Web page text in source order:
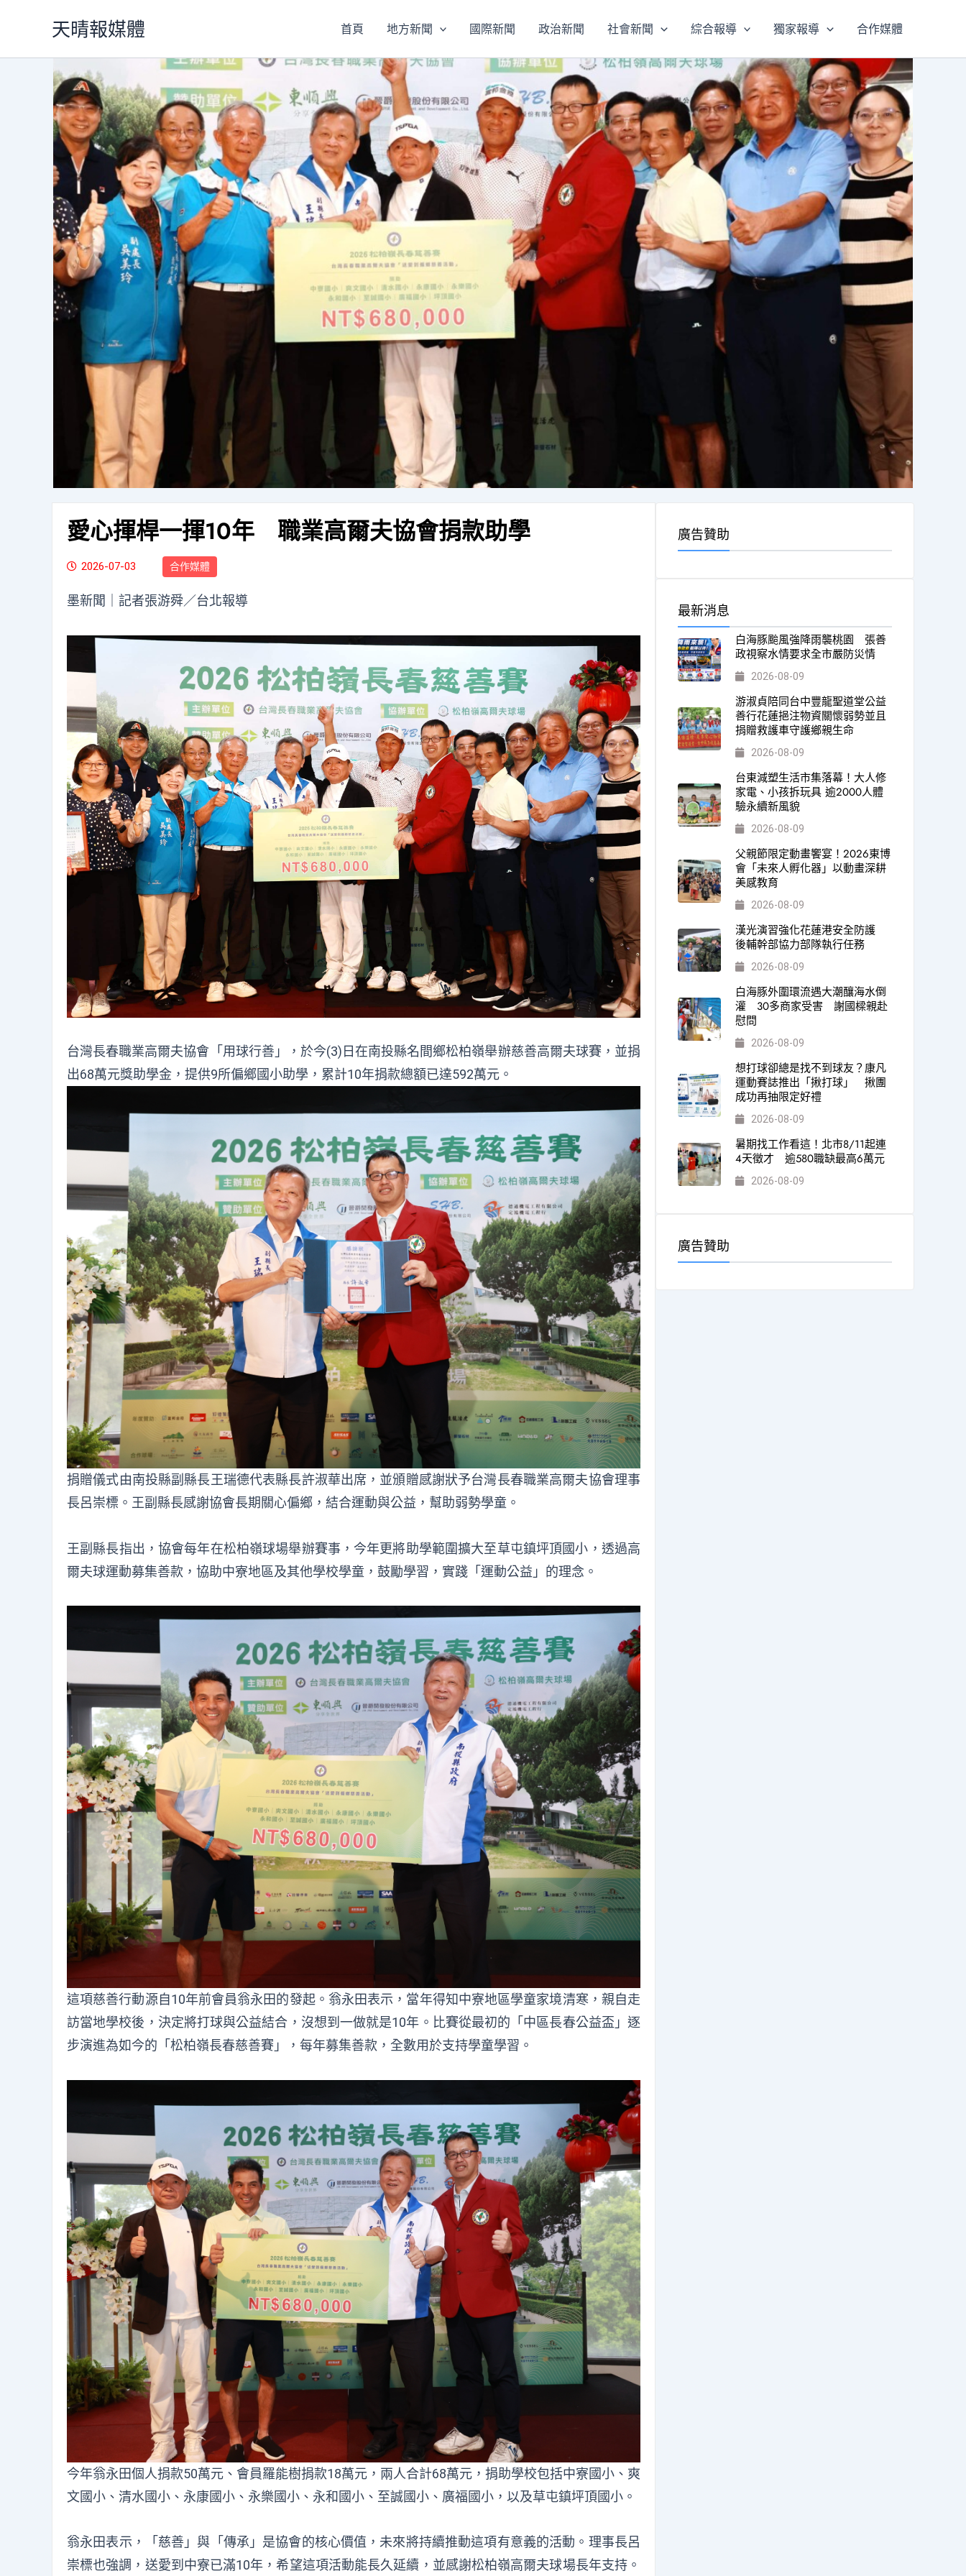
天晴報媒體 首頁 地方新聞 國際新聞 政治新聞 社會新聞 綜合報導 獨家報導 合作媒體
愛心揮桿一揮10年 職業高爾夫協會捐款助學
2026-07-03 合作媒體
墨新聞 ｜記者張游舜／台北報導
台灣長春職業高爾夫協會「用球行善」，於今(3)日在南投縣名間鄉松柏嶺舉辦慈善高爾夫球賽，並捐
出68萬元獎助學金，提供9所偏鄉國小助學，累計10年捐款總額已達592萬元。
捐贈儀式由南投縣副縣長王瑞德代表縣長許淑華出席，並頒贈感謝狀予台灣長春職業高爾夫協會理事
長呂崇標。王副縣長感謝協會長期關心偏鄉，結合運動與公益，幫助弱勢學童。
王副縣長指出，協會每年在松柏嶺球場舉辦賽事，今年更將助學範圍擴大至草屯鎮坪頂國小，透過高
爾夫球運動募集善款，協助中寮地區及其他學校學童，鼓勵學習，實踐「運動公益」的理念。
這項慈善行動源自10年前會員翁永田的發起。翁永田表示，當年得知中寮地區學童家境清寒，親自走
訪當地學校後，決定將打球與公益結合，沒想到一做就是10年。比賽從最初的「中區長春公益盃」逐
步演進為如今的「松柏嶺長春慈善賽」，每年募集善款，全數用於支持學童學習。
今年翁永田個人捐款50萬元、會員羅能樹捐款18萬元，兩人合計68萬元，捐助學校包括中寮國小、爽
文國小、清水國小、永康國小、永樂國小、永和國小、至誠國小、廣福國小，以及草屯鎮坪頂國小。
翁永田表示，「慈善」與「傳承」是協會的核心價值，未來將持續推動這項有意義的活動。理事長呂
崇標也強調，送愛到中寮已滿10年，希望這項活動能長久延續，並感謝松柏嶺高爾夫球場長年支持。
廣告贊助
最新消息
白海豚颱風強降雨襲桃園 張善
政視察水情要求全市嚴防災情
2026-08-09
游淑貞陪同台中豐龍聖道堂公益
善行花蓮挹注物資關懷弱勢並且
捐贈救護車守護鄉親生命
2026-08-09
台東減塑生活市集落幕！大人修
家電、小孩拆玩具 逾2000人體
驗永續新風貌
2026-08-09
父親節限定動畫饗宴！2026東博
會「未來人孵化器」以動畫深耕
美感教育
2026-08-09
漢光演習強化花蓮港安全防護
後輔幹部協力部隊執行任務
2026-08-09
白海豚外圍環流遇大潮釀海水倒
灌 30多商家受害 謝國樑親赴
慰問
2026-08-09
想打球卻總是找不到球友？康凡
運動賽誌推出「揪打球」 揪團
成功再抽限定好禮
2026-08-09
暑期找工作看這！北市8/11起連
4天徵才 逾580職缺最高6萬元
2026-08-09
廣告贊助